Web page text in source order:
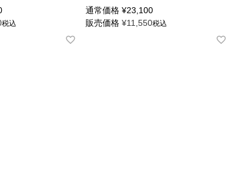
税込
通常価格 ¥23,100
販売価格 ¥11,550税込